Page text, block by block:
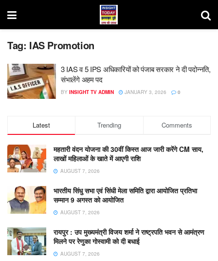
Tag: IAS Promotion
3 IAS व 5 IPS अधिकारियों को पंजाब सरकार ने दी पदोन्नति,
संभालेंगे अहम पद
BY INSIGHT TV ADMIN JANUARY 3, 2026 0
Latest Trending Comments
महतारी वंदन योजना की 30वीं किस्त आज जारी करेंगे CM साय,
लाखों महिलाओं के खाते में आएगी राशि
AUGUST 7, 2026
भारतीय सिंधु सभा एवं सिंधी मेला समिति द्वारा आयोजित प्रतिभा
सम्मान 9 अगस्त को आयोजित
AUGUST 7, 2026
रायपुर : उप मुख्यमंत्री विजय शर्मा ने राष्ट्रपति भवन से आमंत्रण
मिलने पर रेणुका गोस्वामी को दी बधाई
AUGUST 7, 2026